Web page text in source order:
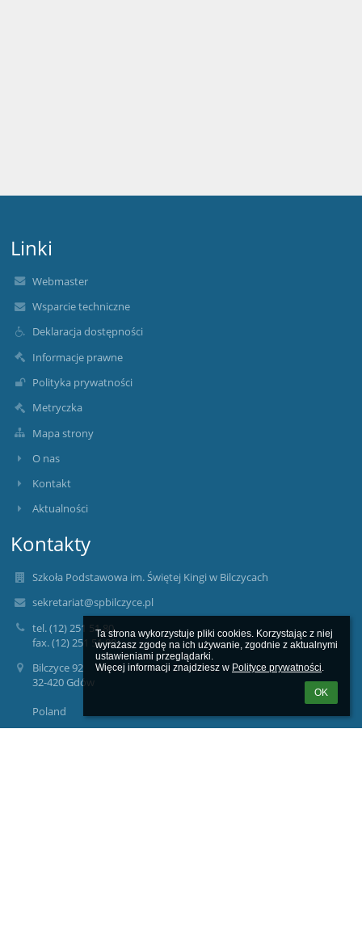
Ta strona wykorzystuje pliki cookies. Korzystając z niej
wyrażasz zgodę na ich używanie, zgodnie z aktualnymi
ustawieniami przeglądarki.
Więcej informacji znajdziesz w Polityce prywatności.
OK
Linki
Webmaster
Wsparcie techniczne
Deklaracja dostępności
Informacje prawne
Polityka prywatności
Metryczka
Mapa strony
O nas
Kontakt
Aktualności
Kontakty
Szkoła Podstawowa im. Świętej Kingi w Bilczycach
sekretariat@spbilczyce.pl
tel. (12) 251 51 80
fax. (12) 251 51 80
Bilczyce 92
32-420 Gdów
Poland